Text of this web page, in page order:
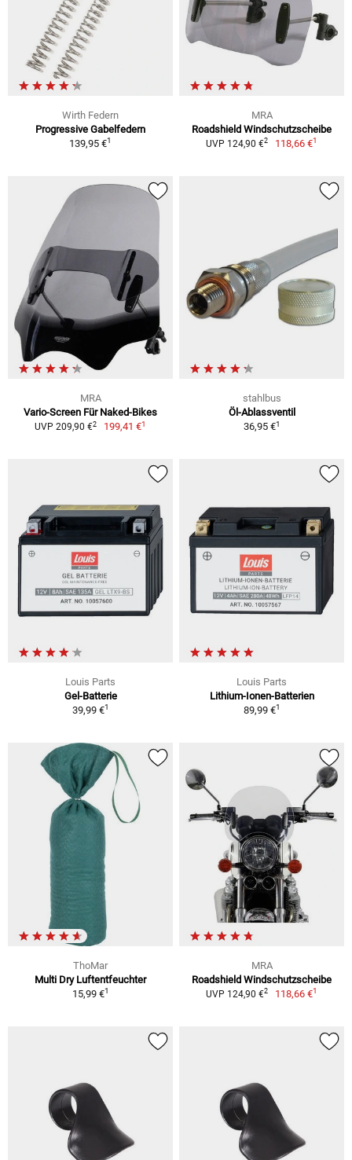
Wirth Federn
Progressive Gabelfedern
139,95 €1
MRA
Roadshield Windschutzscheibe
UVP 124,90 €2 118,66 €1
MRA
Vario-Screen Für Naked-Bikes
UVP 209,90 €2 199,41 €1
stahlbus
Öl-Ablassventil
36,95 €1
Louis Parts
Gel-Batterie
39,99 €1
Louis Parts
Lithium-Ionen-Batterien
89,99 €1
ThoMar
Multi Dry Luftentfeuchter
15,99 €1
MRA
Roadshield Windschutzscheibe
UVP 124,90 €2 118,66 €1